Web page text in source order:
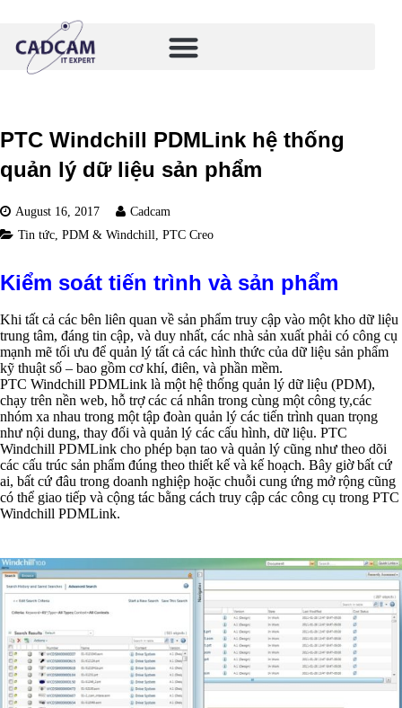
PTC Windchill PDMLink hệ thống
quản lý dữ liệu sản phẩm
August 16, 2017
Cadcam
Tin tức, PDM & Windchill, PTC Creo
Kiểm soát tiến trình và sản phẩm
Khi tất cả các bên liên quan về sản phẩm truy cập vào một kho dữ liệu
trung tâm, đáng tin cập, và duy nhất, các nhà sản xuất phải có công cụ
mạnh mẽ tối ưu để quản lý tất cả các hình thức của dữ liệu sản phẩm
kỹ thuật số – bao gồm cơ khí, điên, và phần mềm.
PTC Windchill PDMLink là một hệ thống quản lý dữ liệu (PDM),
chạy trên nền web, hỗ trợ các cá nhân trong cùng một công ty,các
nhóm xa nhau trong một tập đoàn quản lý các tiến trình quan trọng
như nội dung, thay đổi và quản lý các cấu hình, dữ liệu. PTC
Windchill PDMLink cho phép bạn tao và quản lý cũng như theo dõi
các cấu trúc sản phẩm đúng theo thiết kế và kế hoạch. Bây giờ bất cứ
ai, bất cứ đâu trong doanh nghiệp hoặc chuỗi cung ứng mở rộng cũng
có thể giao tiếp và cộng tác bằng cách truy cập các công cụ trong PTC
Windchill PDMLink.